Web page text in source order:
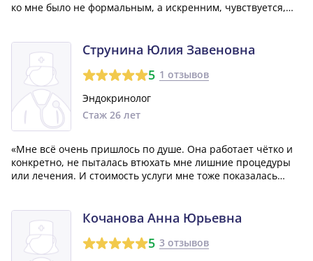
ко мне было не формальным, а искренним, чувствуется,
нужна качественная помощь и...»
Струнина Юлия Завеновна
5 1 отзывов
Эндокринолог
Стаж 26 лет
«Мне всё очень пришлось по душе. Она работает чётко и
конкретно, не пыталась втюхать мне лишние процедуры
или лечения. И стоимость услуги мне тоже показалась
Кочанова Анна Юрьевна
5 3 отзывов